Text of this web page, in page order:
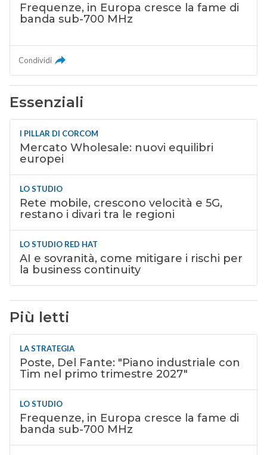
Frequenze, in Europa cresce la fame di
banda sub-700 MHz
Condividi
Essenziali
I PILLAR DI CORCOM
Mercato Wholesale: nuovi equilibri
europei
LO STUDIO
Rete mobile, crescono velocità e 5G,
restano i divari tra le regioni
LO STUDIO RED HAT
AI e sovranità, come mitigare i rischi per
la business continuity
Più letti
LA STRATEGIA
Poste, Del Fante: "Piano industriale con
Tim nel primo trimestre 2027"
LO STUDIO
Frequenze, in Europa cresce la fame di
banda sub-700 MHz